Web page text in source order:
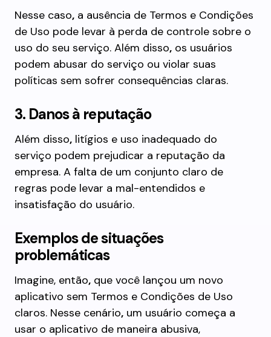
Nesse caso, a ausência de Termos e Condições
de Uso pode levar à perda de controle sobre o
uso do seu serviço. Além disso, os usuários
podem abusar do serviço ou violar suas
políticas sem sofrer consequências claras.
3. Danos à reputação
Além disso, litígios e uso inadequado do
serviço podem prejudicar a reputação da
empresa. A falta de um conjunto claro de
regras pode levar a mal-entendidos e
insatisfação do usuário.
Exemplos de situações
problemáticas
Imagine, então, que você lançou um novo
aplicativo sem Termos e Condições de Uso
claros. Nesse cenário, um usuário começa a
usar o aplicativo de maneira abusiva,